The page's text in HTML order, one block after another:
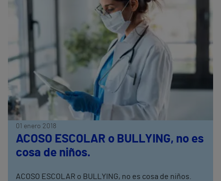
01 enero 2018
ACOSO ESCOLAR o BULLYING, no es
cosa de niños.
ACOSO ESCOLAR o BULLYING, no es cosa de niños.